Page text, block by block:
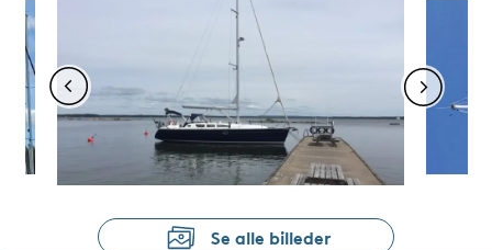
Se alle billeder